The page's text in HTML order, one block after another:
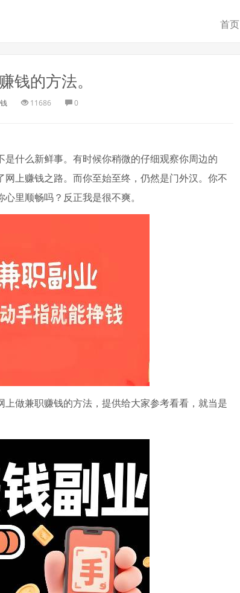
首页
钱的方法。
11686 0
什么新鲜事。有时候你稍微的仔细观察你周边的
上赚钱之路。而你至始至终，仍然是门外汉。你不
里顺畅吗？反正我是很不爽。
做兼职赚钱的方法，提供给大家参考看看，就当是